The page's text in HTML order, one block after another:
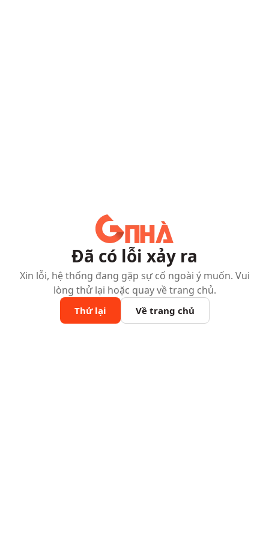
Đã có lỗi xảy ra
Xin lỗi, hệ thống đang gặp sự cố ngoài ý muốn. Vui
lòng thử lại hoặc quay về trang chủ.
Thử lại Về trang chủ